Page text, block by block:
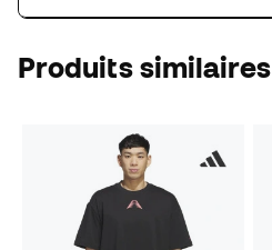
Produits similaires